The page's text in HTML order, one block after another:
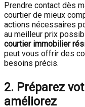
Prendre contact dès
courtier de mieux
actions nécessaires
au meilleur prix
courtier immobilier
peut vous offrir des
besoins précis.
2. Préparez
améliorez